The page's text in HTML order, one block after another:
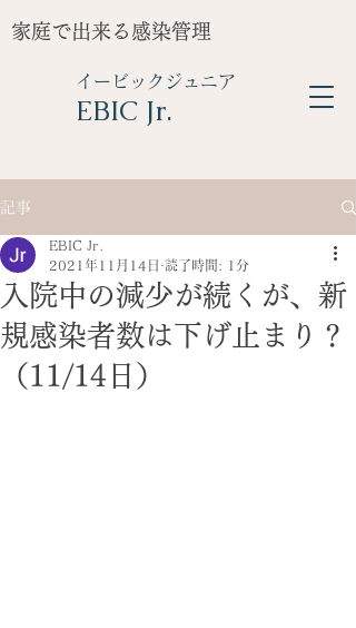
家庭で出来る感染管理
イービックジュニア
​EBIC Jr.
記事
入院中の減少が続くが、新
規感染者数は下げ止まり？
（11/14日）
EBIC Jr.
2021年11月14日
読了時間: 1分